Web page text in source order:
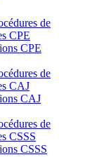
de
CPE
CPE
de
CAJ
CAJ
de
CSSS
CSSS